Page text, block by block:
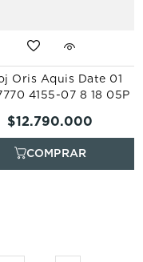
Oris Aquis Date 01
4155-07 8 18 05P
$12.790.000